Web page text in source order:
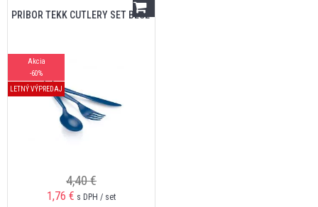
PRÍBOR TEKK CUTLERY SET BLUE
Akcia
-60%
LETNÝ VÝPREDAJ
4,40 €
1,76 € s DPH / set